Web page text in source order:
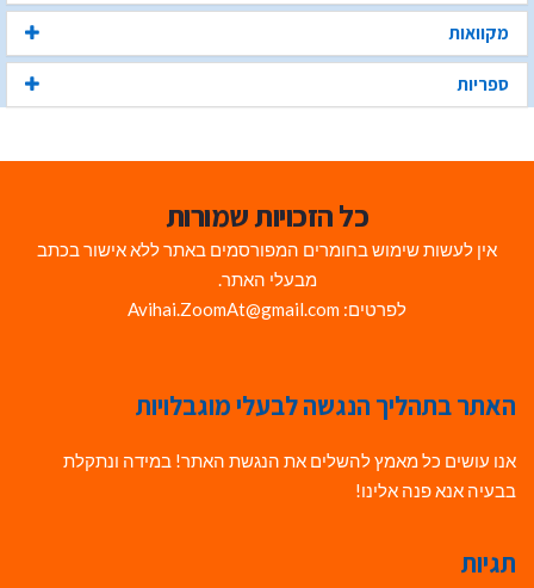
מקוואות
ספריות
כל הזכויות שמורות
אין לעשות שימוש בחומרים המפורסמים באתר ללא אישור בכתב
מבעלי האתר.
לפרטים: Avihai.ZoomAt@gmail.com
האתר בתהליך הנגשה לבעלי מוגבלויות
אנו עושים כל מאמץ להשלים את הנגשת האתר! במידה ונתקלת
בבעיה אנא פנה אלינו!
תגיות